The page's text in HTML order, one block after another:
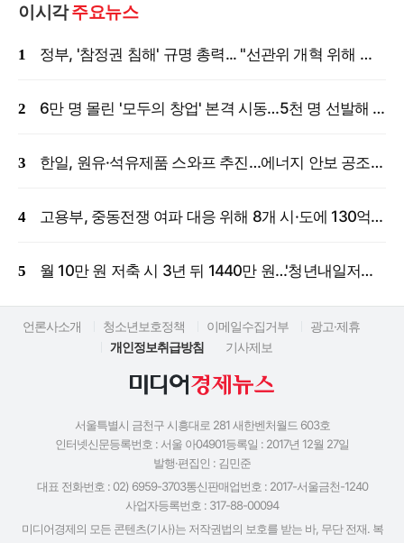
이시각주요뉴스
정부, '참정권 침해' 규명 총력... "선관위 개혁 위해 국정조사 등 모든 조치"
6만 명 몰린 '모두의 창업' 본격 시동…5천 명 선발해 밀착 지원
한일, 원유·석유제품 스와프 추진…에너지 안보 공조 강화
고용부, 중동전쟁 여파 대응 위해 8개 시·도에 130억 원 긴급 투입
월 10만 원 저축 시 3년 뒤 1440만 원…'청년내일저축계좌' 신규 모집
언론사소개 청소년보호정책 이메일수집거부
광고·제휴
개인정보취급방침
기사제보
서울특별시 금천구 시흥대로 281 새한벤처월드 603호
인터넷신문등록번호 : 서울 아04901등록일 : 2017년 12월 27일
발행·편집인 : 김민준
대표 전화번호 : 02) 6959-3703통신판매업번호 : 2017-서울금천-1240
사업자등록번호 : 317-88-00094
미디어경제의 모든 콘텐츠(기사)는 저작권법의 보호를 받는 바, 무단 전재. 복